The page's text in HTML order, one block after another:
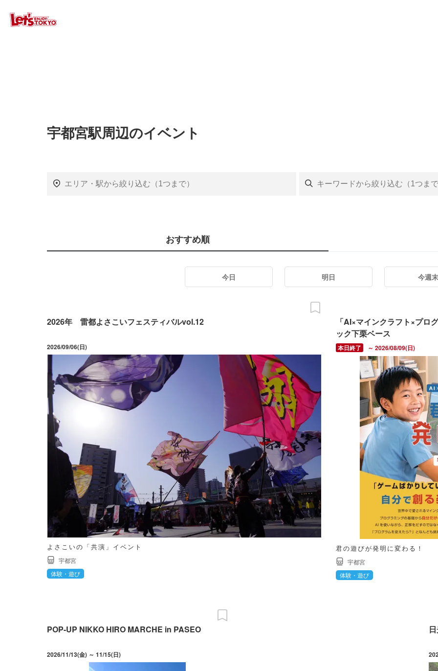
宇都宮駅周辺のイベント
おすすめ順
今日 明日 今週末
2026年 雷都よさこいフェスティバルvol.12
2026/09/06(日)
よさこいの「共演」イベント
宇都宮
体験・遊び
「AI×マインクラフト×プロ
ック下栗ベース
～ 2026/08/09(日)
君の遊びが発明に変わる！
宇都宮
体験・遊び
POP-UP NIKKO HIRO MARCHE in PASEO
2026/11/13(金) ～ 11/15(日)